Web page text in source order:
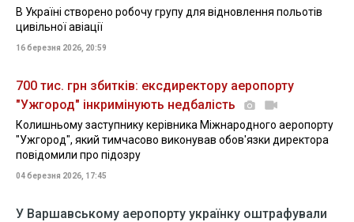
В Україні створено робочу групу для відновлення польотів
цивільної авіації
16 березня 2026, 20:59
700 тис. грн збитків: ексдиректору аеропорту
"Ужгород" інкримінують недбалість
Колишньому заступнику керівника Міжнародного аеропорту
"Ужгород", який тимчасово виконував обов'язки директора
повідомили про підозру
04 березня 2026, 17:45
У Варшавському аеропорту українку оштрафували